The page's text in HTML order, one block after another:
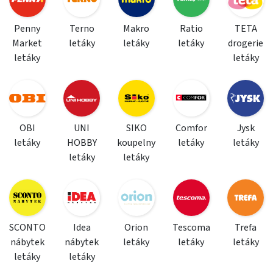
Penny
Market
letáky
Terno
letáky
Makro
letáky
Ratio
letáky
TETA
drogerie
letáky
OBI
letáky
UNI
HOBBY
letáky
SIKO
koupelny
letáky
Comfor
letáky
Jysk
letáky
SCONTO
nábytek
letáky
Idea
nábytek
letáky
Orion
letáky
Tescoma
letáky
Trefa
letáky